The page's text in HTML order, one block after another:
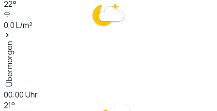
22°
0,0L/m²
Übermorgen
00:00Uhr
21°